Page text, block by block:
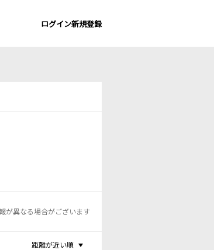
ログイン新規登録
が異なる場合がございます
距離が近い順